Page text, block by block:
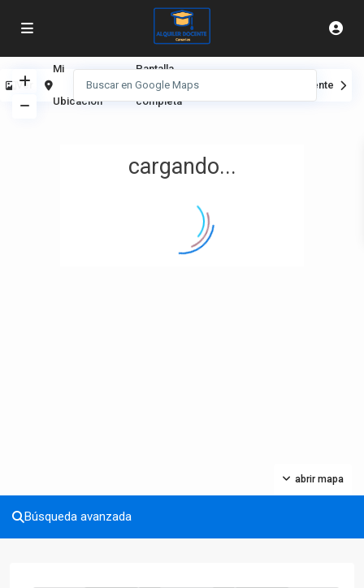
cargando...
abrir mapa
Ver
Mi
Ubicación
Pantalla
completa
Siguiente
Búsqueda avanzada